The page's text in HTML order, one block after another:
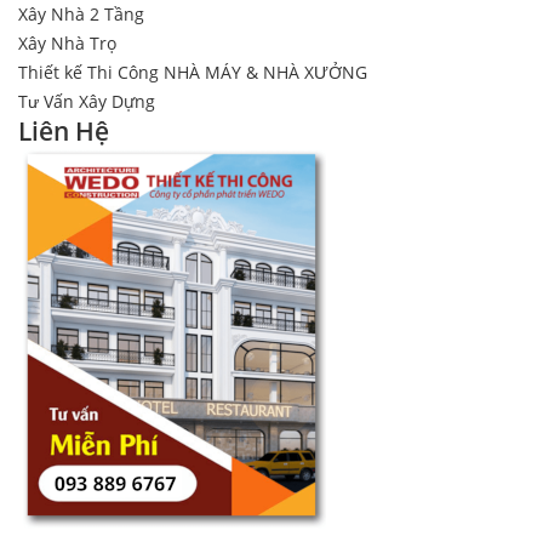
Xây Nhà 2 Tầng
Xây Nhà Trọ
Thiết kế Thi Công NHÀ MÁY & NHÀ XƯỞNG
Tư Vấn Xây Dựng
Liên Hệ